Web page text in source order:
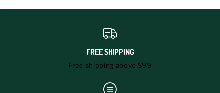
FREE SHIPPING
Free shipping above $99